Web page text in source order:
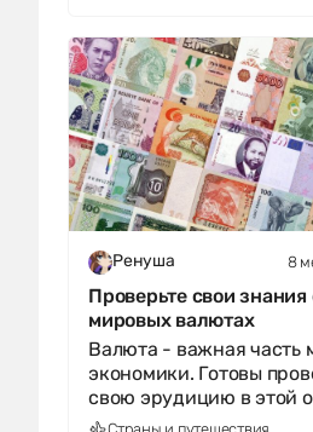
Ренуша 8
Проверьте свои знания
мировых валютах
Валюта - важная часть
экономики. Готовы
свою эрудицию в этой
Отвечайте на вопросы,